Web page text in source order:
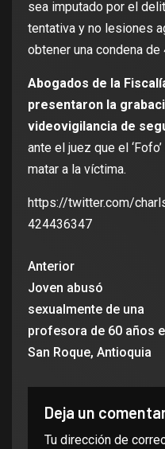
sea imputado por el
tentativa y no lesiones
obtener una condena de
Abogados de la
presentaron la
videovigilancia de
ante el juez que el
matar a la víctima.
https://twitter.com/
424436347
Anterior
Joven abusó
sexualmente de una
profesora de 60 años
San Roque, Antioquia
Deja un
Tu dirección de